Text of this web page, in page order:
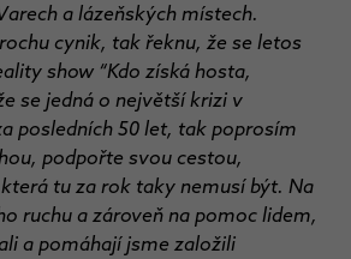
a lázeňských místech.
cynik, tak řeknu, že se letos
show “Kdo získá hosta,
se jedná o největší krizi v
posledních 50 let, tak poprosím
podpořte svou cestou,
tu za rok taky nemusí být. Na
ruchu a zároveň na pomoc lidem,
a pomáhají jsme založili